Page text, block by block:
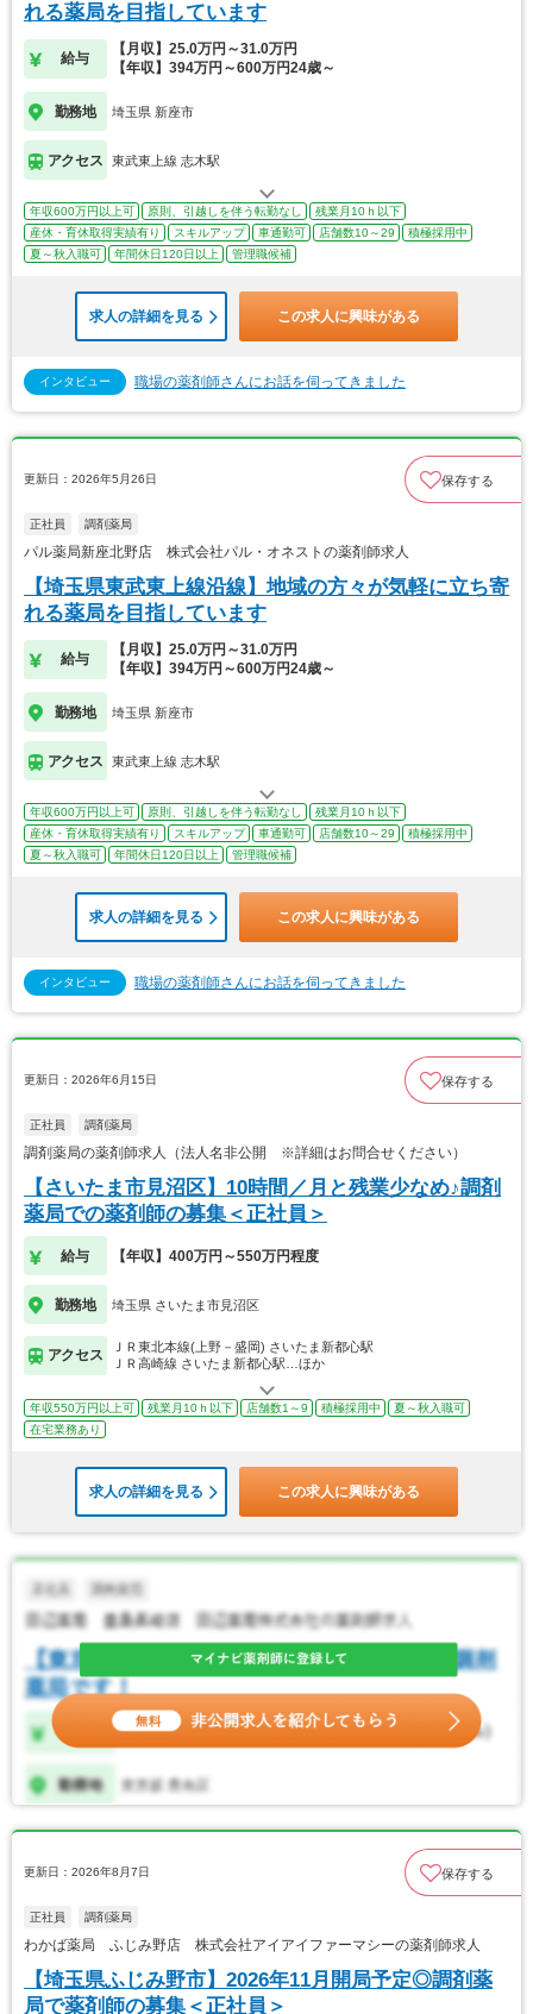
れる薬局を目指しています
給与
【月収】25.0万円～31.0万円
【年収】394万円～600万円24歳～
勤務地 埼玉県 新座市
アクセス 東武東上線 志木駅
年収600万円以上可 原則、引越しを伴う転勤なし
残業月10ｈ以下
産休・育休取得実績有り
スキルアップ 車通勤可 店舗数10～29
積極採用中
夏～秋入職可
年間休日120日以上 管理職候補
求人の詳細を見る この求人に興味がある
インタビュー 職場の薬剤師さんにお話を伺ってきました
更新日：2026年5月26日 保存する
正社員 調剤薬局
パル薬局新座北野店 株式会社パル・オネストの薬剤師求人
【埼玉県東武東上線沿線】地域の方々が気軽に立ち寄
れる薬局を目指しています
給与
【月収】25.0万円～31.0万円
【年収】394万円～600万円24歳～
勤務地 埼玉県 新座市
アクセス 東武東上線 志木駅
年収600万円以上可 原則、引越しを伴う転勤なし
残業月10ｈ以下
産休・育休取得実績有り
スキルアップ 車通勤可 店舗数10～29
積極採用中
夏～秋入職可
年間休日120日以上 管理職候補
求人の詳細を見る この求人に興味がある
インタビュー 職場の薬剤師さんにお話を伺ってきました
更新日：2026年6月15日 保存する
正社員 調剤薬局
調剤薬局の薬剤師求人（法人名非公開 ※詳細はお問合せください）
【さいたま市見沼区】10時間／月と残業少なめ♪調剤
薬局での薬剤師の募集＜正社員＞
給与 【年収】400万円～550万円程度
勤務地 埼玉県 さいたま市見沼区
アクセス
ＪＲ東北本線(上野－盛岡) さいたま新都心駅
ＪＲ高崎線 さいたま新都心駅…ほか
年収550万円以上可 残業月10ｈ以下 店舗数1～9 積極採用中
夏～秋入職可
在宅業務あり
求人の詳細を見る この求人に興味がある
更新日：2026年8月7日 保存する
正社員 調剤薬局
わかば薬局 ふじみ野店 株式会社アイアイファーマシーの薬剤師求人
【埼玉県ふじみ野市】2026年11月開局予定◎調剤薬
局で薬剤師の募集＜正社員＞